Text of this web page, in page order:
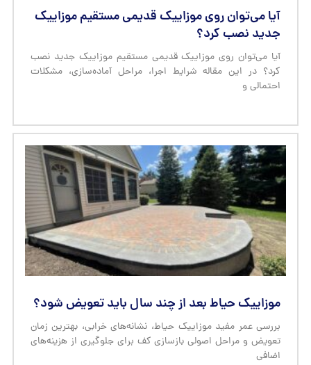
آیا می‌توان روی موزاییک قدیمی مستقیم موزاییک
جدید نصب کرد؟
آیا می‌توان روی موزاییک قدیمی مستقیم موزاییک جدید نصب
کرد؟ در این مقاله شرایط اجرا، مراحل آماده‌سازی، مشکلات
احتمالی و
موزاییک حیاط بعد از چند سال باید تعویض شود؟
بررسی عمر مفید موزاییک حیاط، نشانه‌های خرابی، بهترین زمان
تعویض و مراحل اصولی بازسازی کف برای جلوگیری از هزینه‌های
اضافی